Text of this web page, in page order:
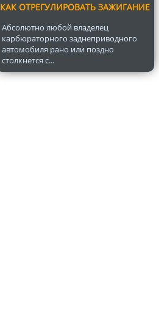
КАК ОТРЕГУЛИРОВАТЬ ЗАЖИГАНИЕ
Абсолютно любой владелец
карбюраторного заднеприводного
автомобиля рано или поздно
столкнется с...